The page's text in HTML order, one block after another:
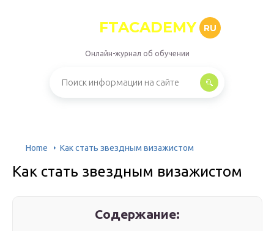
FTACADEMY RU
Онлайн-журнал об обучении
Home Как стать звездным визажистом
Как стать звездным визажистом
Содержание: